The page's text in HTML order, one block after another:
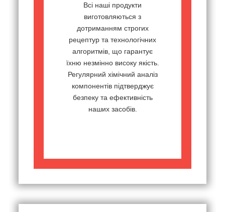
Всі наші продукти
виготовляються з
дотриманням строгих
рецептур та технологічних
алгоритмів, що гарантує
їхню незмінно високу якість.
Регулярний хімічний аналіз
компонентів підтверджує
безпеку та ефективність
наших засобів.